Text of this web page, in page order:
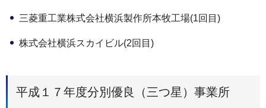
三菱重工業株式会社横浜製作所本牧工場(1回目)
株式会社横浜スカイビル(2回目)
平成１７年度分別優良（三つ星）事業所